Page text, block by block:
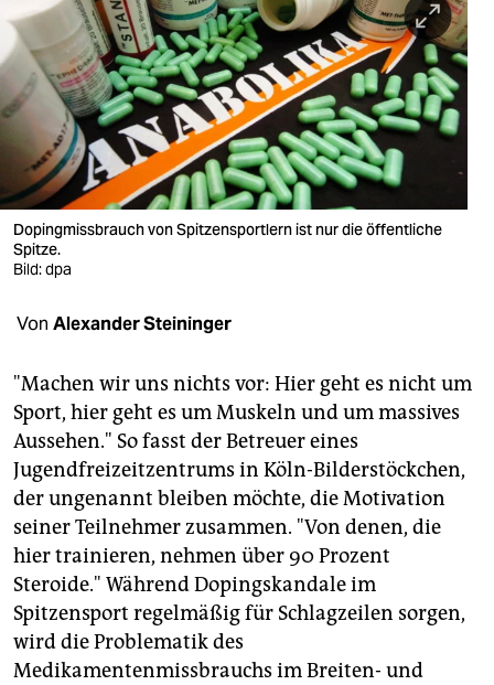
berlin
nord
wahrheit
verlag
verlag
veranstaltungen
unterstützen
abo
genossenschaft
epaper login
Dopingmissbrauch von Spitzensportlern ist nur die öffentliche
Spitze.
Bild: dpa
Von Alexander Steininger
"Machen wir uns nichts vor: Hier geht es nicht um
Sport, hier geht es um Muskeln und um massives
Aussehen." So fasst der Betreuer eines
Jugendfreizeitzentrums in Köln-Bilderstöckchen,
der ungenannt bleiben möchte, die Motivation
seiner Teilnehmer zusammen. "Von denen, die
hier trainieren, nehmen über 90 Prozent
Steroide." Während Dopingskandale im
Spitzensport regelmäßig für Schlagzeilen sorgen,
wird die Problematik des
Medikamentenmissbrauchs im Breiten- und